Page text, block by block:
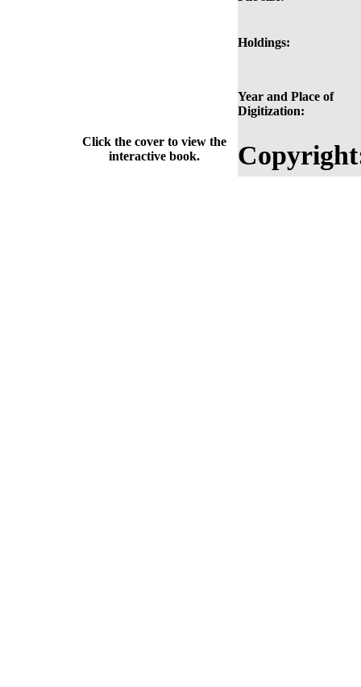
Holdings:
Year and Place of
Digitization:
Click the cover to view the
interactive book.